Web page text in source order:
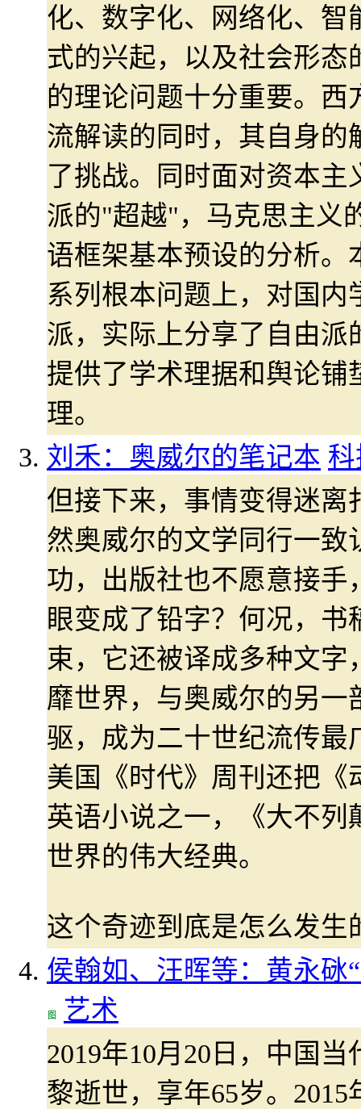
化、数字化、网络化、
式的兴起，以及社会形
的理论问题十分重要。
流解读的同时，其自身
了挑战。同时面对资本
派的"超越"，马克思主义
语框架基本预设的分析
系列根本问题上，对国
派，实际上分享了自由
提供了学术理据和舆论
理。
刘禾：奥威尔的笔记本
但接下来，事情变得迷
然奥威尔的文学同行一
功，出版社也不愿意接
眼变成了铅字？何况，
束，它还被译成多种文
靡世界，与奥威尔的另
驱，成为二十世纪流传最
美国《时代》周刊还把
英语小说之一，《大不
世界的伟大经典。
这个奇迹到底是怎么发生
侯翰如、汪晖等：黄永砯
艺术
2019年10月20日，中国
黎逝世，享年65岁。